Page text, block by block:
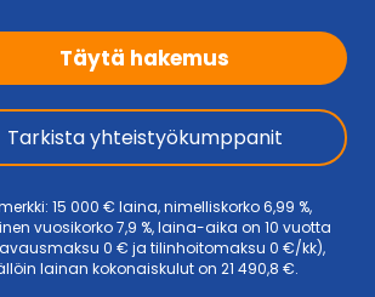
Täytä hakemus
Tarkista yhteistyökumppanit
15 000 € laina, nimelliskorko 6,99 %,
vuosikorko 7,9 %, laina-aika on 10 vuotta
0 € ja tilinhoitomaksu 0 €/kk),
lainan kokonaiskulut on 21 490,8 €.